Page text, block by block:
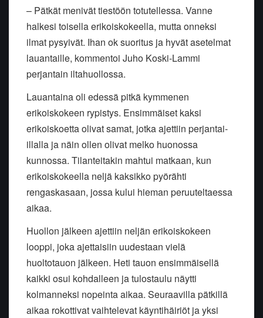
– Pätkät menivät tiestöön totutellessa. Vanne
halkesi toisella erikoiskokeella, mutta onneksi
ilmat pysyivät. Ihan ok suoritus ja hyvät asetelmat
lauantaille, kommentoi Juho Koski-Lammi
perjantain iltahuollossa.
Lauantaina oli edessä pitkä kymmenen
erikoiskokeen rypistys. Ensimmäiset kaksi
erikoiskoetta olivat samat, jotka ajettiin perjantai-
illalla ja näin ollen olivat melko huonossa
kunnossa. Tilanteitakin mahtui matkaan, kun
erikoiskokeella neljä kaksikko pyörähti
rengaskasaan, jossa kului hieman peruuteltaessa
aikaa.
Huollon jälkeen ajettiin neljän erikoiskokeen
looppi, joka ajettaisiin uudestaan vielä
huoltotauon jälkeen. Heti tauon ensimmäisellä
kaikki osui kohdalleen ja tulostaulu näytti
kolmanneksi nopeinta aikaa. Seuraavilla pätkillä
aikaa rokottivat vaihtelevat käyntihäiriöt ja yksi